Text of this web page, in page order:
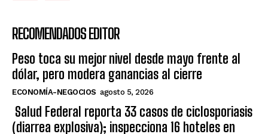
Peso toca su mejor nivel desde mayo frente al
dólar, pero modera ganancias al cierre
ECONOMÍA-NEGOCIOS agosto 5, 2026
Salud Federal reporta 33 casos de ciclosporiasis
(diarrea explosiva); inspecciona 16 hoteles en
Quintana Roo